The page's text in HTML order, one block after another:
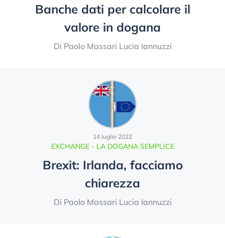
Banche dati per calcolare il
valore in dogana
Di Paolo Massari Lucia Iannuzzi
EXCHANGE - LA DOGANA SEMPLICE
14 luglio 2022
Brexit: Irlanda, facciamo
chiarezza
Di Paolo Massari Lucia Iannuzzi